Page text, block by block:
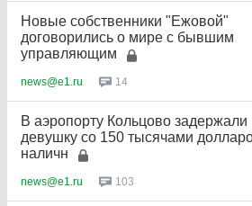
Новые собственники "Ежовой"
договорились о мире с бывшим
управляющим
news@e1.ru 14
В аэропорту Кольцово задержали
девушку со 150 тысячами
наличн
news@e1.ru 103